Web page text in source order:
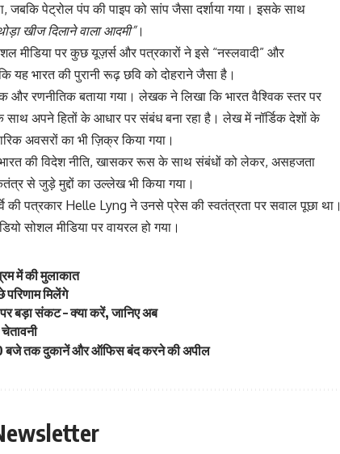
जबकि पेट्रोल पंप की पाइप को सांप जैसा दर्शाया गया। इसके साथ
खीज दिलाने वाला आदमी”।
मीडिया पर कुछ यूज़र्स और पत्रकारों ने इसे “नस्लवादी” और
भारत की पुरानी रूढ़ छवि को दोहराने जैसा है।
और रणनीतिक बताया गया। लेखक ने लिखा कि भारत वैश्विक स्तर पर
अपने हितों के आधार पर संबंध बना रहा है। लेख में नॉर्डिक देशों के
अवसरों का भी ज़िक्र किया गया।
की विदेश नीति, खासकर रूस के साथ संबंधों को लेकर, असहजता
से जुड़े मुद्दों का उल्लेख भी किया गया।
की पत्रकार Helle Lyng ने उनसे प्रेस की स्वतंत्रता पर सवाल पूछा था।
सोशल मीडिया पर वायरल हो गया।
में की मुलाकात
परिणाम मिलेंगे
बड़ा संकट – क्या करें, जानिए अब
बजे तक दुकानें और ऑफिस बंद करने की अपील